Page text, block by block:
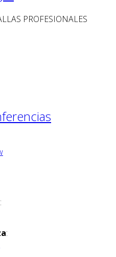
PROFESIONALES
:
: